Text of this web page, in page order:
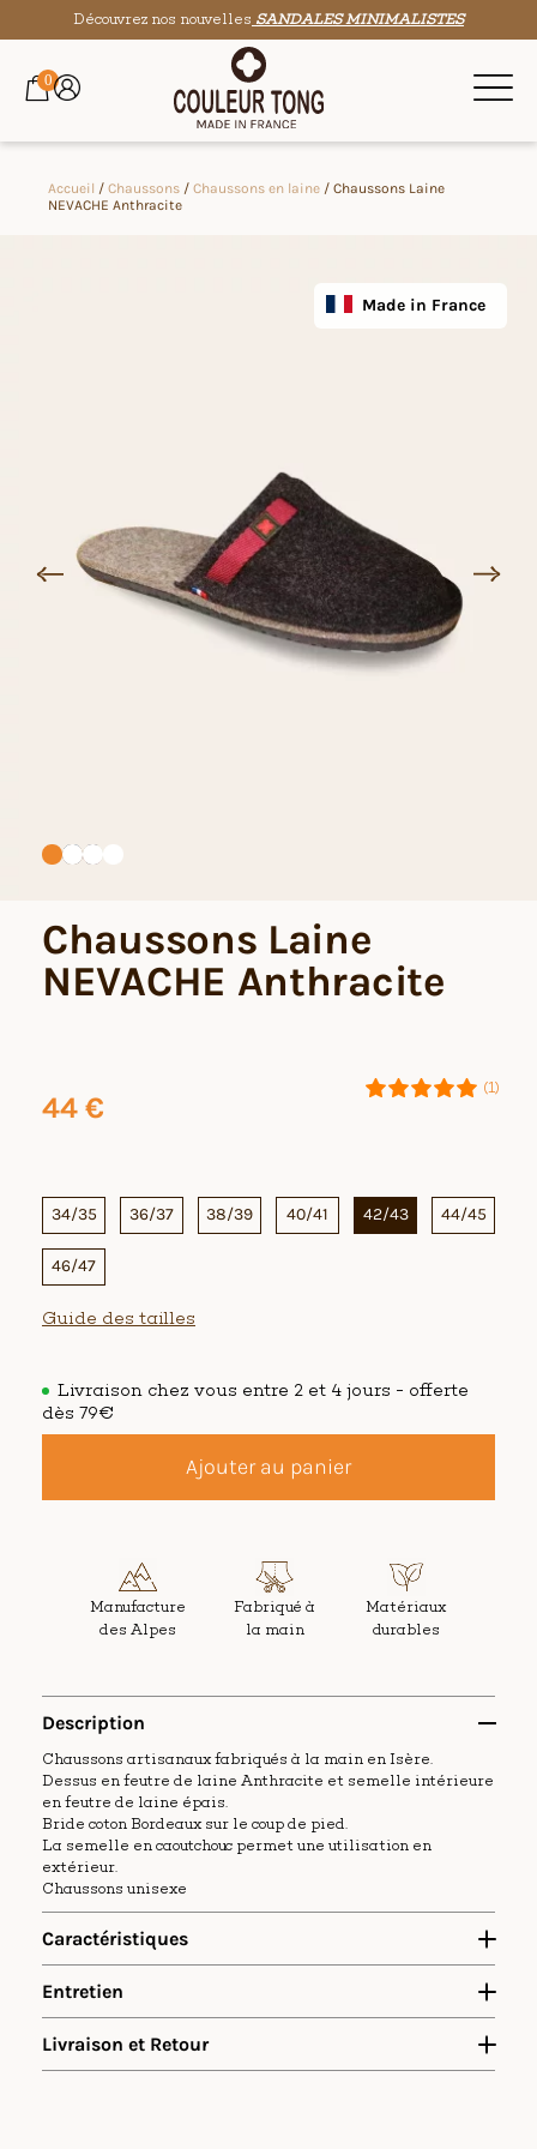
Découvrez nos nouvelles SANDALES MINIMALISTES
0
Accueil / Chaussons / Chaussons en laine / Chaussons Laine
NEVACHE Anthracite
Made in France
Chaussons Laine
NEVACHE Anthracite
44 €
(1)
Manufacture
des Alpes
Fabriqué à
la main
Matériaux
durables
34/35 36/37 38/39 40/41 42/43 44/45
46/47
Guide des tailles
Livraison chez vous entre 2 et 4 jours - offerte
dès 79€
Ajouter au panier
Description
Chaussons artisanaux fabriqués à la main en Isère.
Dessus en feutre de laine Anthracite et semelle intérieure
en feutre de laine épais.
Bride coton Bordeaux sur le coup de pied.
La semelle en caoutchouc permet une utilisation en
extérieur.
Chaussons unisexe
Caractéristiques
Dessus en laine Anthracite
Bride de coup de pied 15mm en coton Bordeaux
Semelle en EVA expansé épaisseur 7mm. Souple, légère et
Entretien
Livraison et Retour